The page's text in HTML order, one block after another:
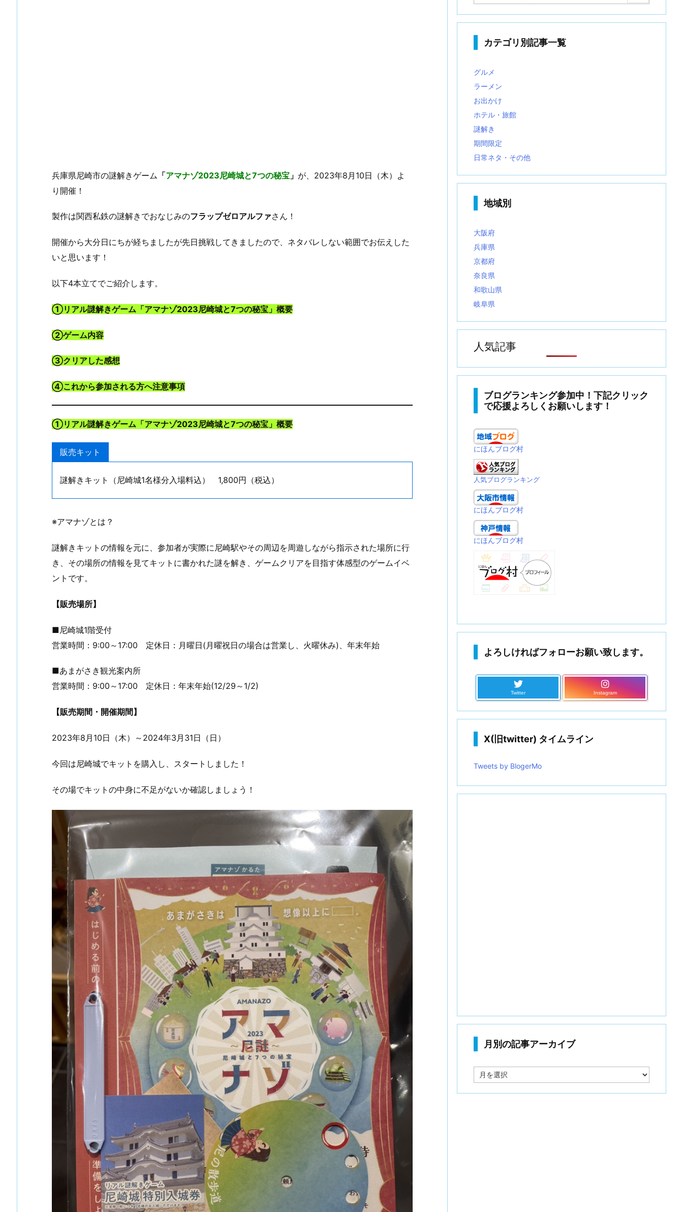
兵庫県尼崎市の謎解きゲーム 「アマナゾ2023尼崎城と7つの秘宝 」 が、2023年8月10日（木）よ
り開催！
製作は関西私鉄の謎解きでおなじみのフラップゼロアルファさん！
開催から大分日にちが経ちましたが先日挑戦してきましたので、ネタバレしない範囲でお伝えした
いと思います！
以下4本立てでご紹介します。
①リアル謎解きゲーム「アマナゾ2023尼崎城と7つの秘宝 」概要
②ゲーム内容
③クリアした感想
④これから参加される方へ注意事項
①リアル謎解きゲーム「アマナゾ2023尼崎城と7つの秘宝」概要
販売キット
謎解きキット（尼崎城1名様分入場料込） 1,800円（税込）
※アマナゾとは？
謎解きキットの情報を元に、参加者が実際に尼崎駅やその周辺を周遊しながら指示された場所に行
き、その場所の情報を見てキットに書かれた謎を解き、ゲームクリアを目指す体感型のゲームイベ
ントです。
【販売場所】
■尼崎城1階受付
営業時間：9:00～17:00 定休日：月曜日(月曜祝日の場合は営業し、火曜休み)、年末年始
■あまがさき観光案内所
営業時間：9:00～17:00 定休日：年末年始(12/29～1/2)
【販売期間・開催期間】
2023年8月10日（木）～2024年3月31日（日）
今回は尼崎城でキットを購入し、スタートしました！
その場でキットの中身に不足がないか確認しましょう！
カテゴリ別記事一覧
グルメ
ラーメン
お出かけ
ホテル・旅館
謎解き
期間限定
日常ネタ・その他
地域別
大阪府
兵庫県
京都府
奈良県
和歌山県
岐阜県
人気記事
ブログランキング参加中！下記クリック
で応援よろしくお願いします！
にほんブログ村
人気ブログランキング
にほんブログ村
にほんブログ村
よろしければフォローお願い致します。
Twitter Instagram
X(旧twitter) タイムライン
Tweets by BlogerMo
月別の記事アーカイブ
別